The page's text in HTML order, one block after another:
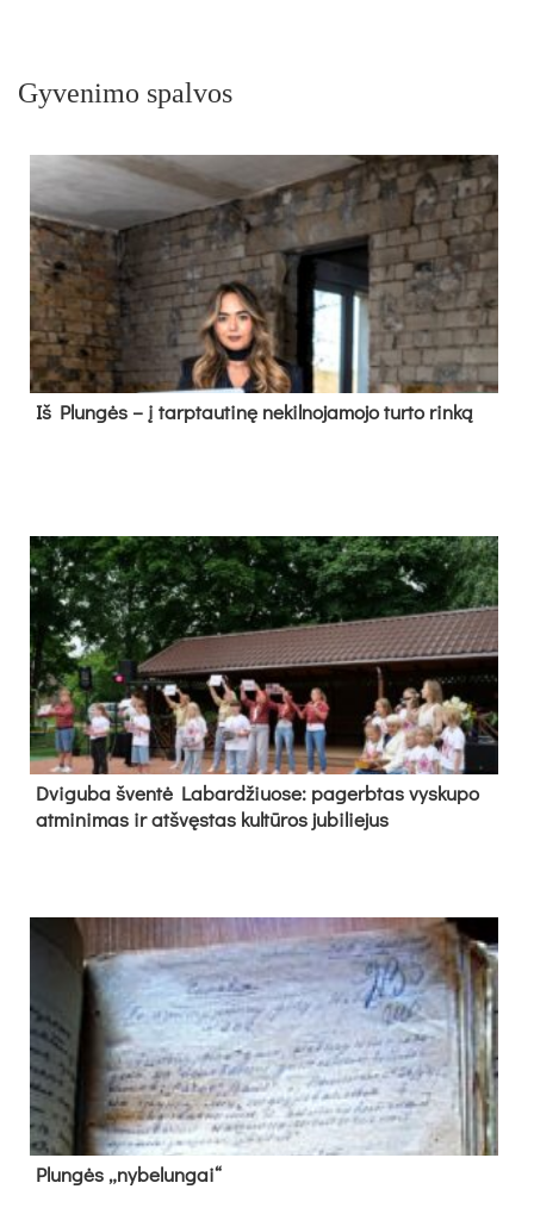
Gyvenimo spalvos
Iš Plungės – į tarptautinę nekilnojamojo turto rinką
Dvi­gu­ba šven­tė La­bar­džiuo­se: pa­gerb­tas vys­ku­po
at­mi­ni­mas ir at­švęs­tas kul­tū­ros ju­bi­lie­jus
Plun­gės „ny­be­lun­gai“